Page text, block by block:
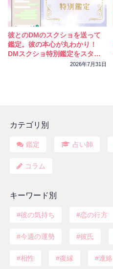
彼とのDMのスクショを送って
鑑定。彼の本心が丸わかり！
DMスクショ特別鑑定をスター
2026年7月31日
カテゴリ別
鑑定 占い師
コラム
キーワード別
彼の気持ち 恋の行方
今週の運勢 彼氏
相性 復縁 連絡